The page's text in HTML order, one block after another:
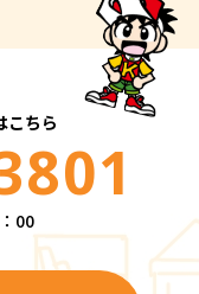
こちら
00